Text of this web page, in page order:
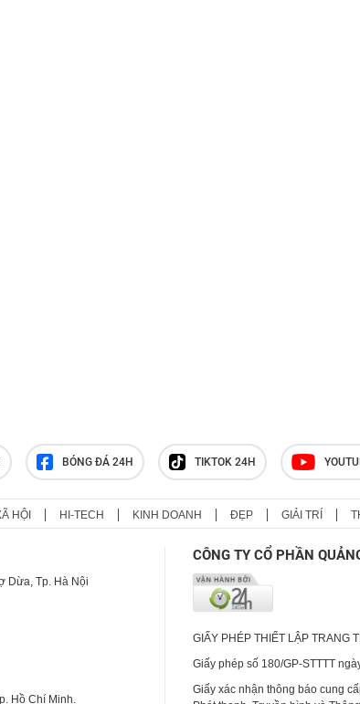
BÓNG ĐÁ 24H TIKTOK 24H
HỘI HI-TECH KINH DOANH ĐẸP GIẢI TRÍ
Dừa, Tp. Hà Nội
Hồ Chí Minh.
CÔNG TY CỔ PHẦN
GIẤY PHÉP THIẾT LẬP TRANG
Giấy phép số 180/GP-STTTT
Giấy xác nhận thông báo cung